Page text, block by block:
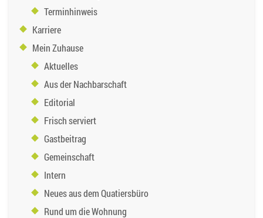
Terminhinweis
Karriere
Mein Zuhause
Aktuelles
Aus der Nachbarschaft
Editorial
Frisch serviert
Gastbeitrag
Gemeinschaft
Intern
Neues aus dem Quatiersbüro
Rund um die Wohnung